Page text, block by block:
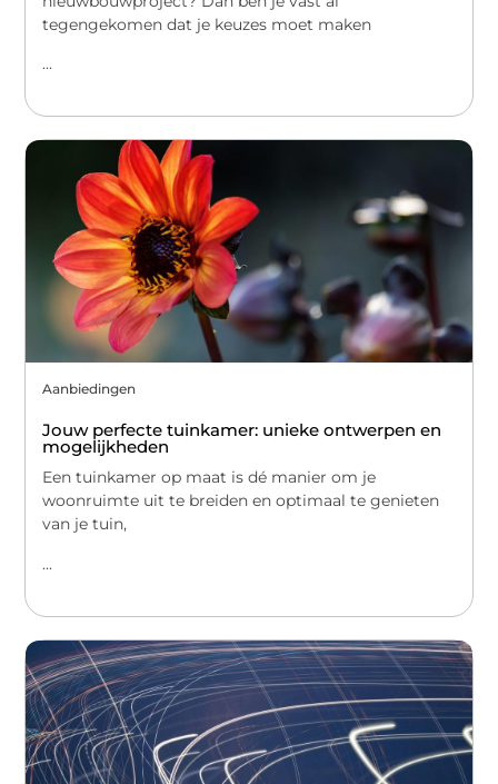
tegengekomen dat je keuzes moet maken
...
Aanbiedingen
Jouw perfecte tuinkamer: unieke ontwerpen en
mogelijkheden
Een tuinkamer op maat is dé manier om je
woonruimte uit te breiden en optimaal te genieten
van je tuin,
...